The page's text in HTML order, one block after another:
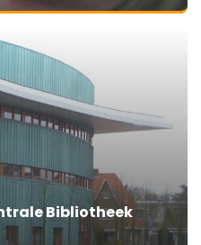
Bibliotheek